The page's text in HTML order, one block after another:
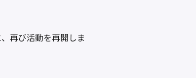
再び活動を再開しま